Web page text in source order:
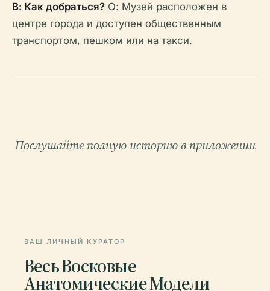
В: Как добраться? О: Музей расположен в
центре города и доступен общественным
транспортом, пешком или на такси.
Послушайте полную историю в приложении
ВАШ ЛИЧНЫЙ КУРАТОР
Весь Восковые
Анатомические Модели